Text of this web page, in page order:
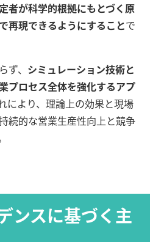
者が科学的根拠にもとづく原
再現できるようにすることで
、 シミュレーション技術と
プロセス全体を強化するアプ
により、理論上の効果と現場
続的な営業生産性向上と競争
ンスに基づく主